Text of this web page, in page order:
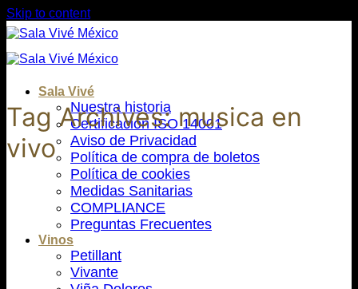
Skip to content
Sala Vivé
Nuestra historia
Certificación ISO 14001
Aviso de Privacidad
Política de compra de boletos
Política de cookies
Medidas Sanitarias
COMPLIANCE
Preguntas Frecuentes
Vinos
Petillant
Vivante
Tag Archives:musica en
vivo